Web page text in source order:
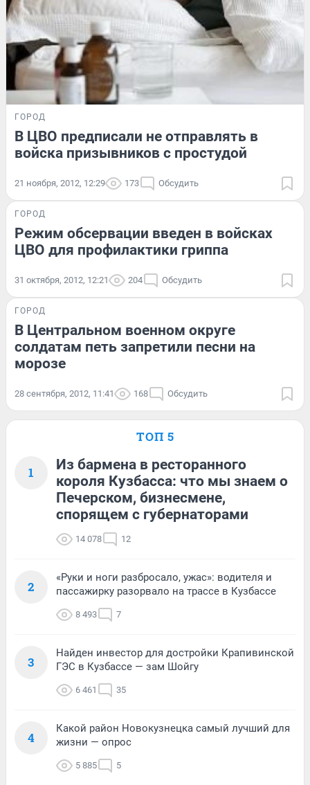
ГОРОД
В ЦВО предписали не отправлять в
войска призывников с простудой
21 ноября, 2012, 12:29 173 Обсудить
ГОРОД
Режим обсервации введен в войсках
ЦВО для профилактики гриппа
31 октября, 2012, 12:21 204 Обсудить
ГОРОД
В Центральном военном округе
солдатам петь запретили песни на
морозе
28 сентября, 2012, 11:41 168 Обсудить
ТОП 5
1
Из бармена в ресторанного
короля Кузбасса: что мы знаем о
Печерском, бизнесмене,
спорящем с губернаторами
14 078 12
2
«Руки и ноги разбросало, ужас»: водителя и
пассажирку разорвало на трассе в Кузбассе
8 493 7
3
Найден инвестор для достройки Крапивинской
ГЭС в Кузбассе — зам Шойгу
6 461 35
4
Какой район Новокузнецка самый лучший для
жизни — опрос
5 885 5